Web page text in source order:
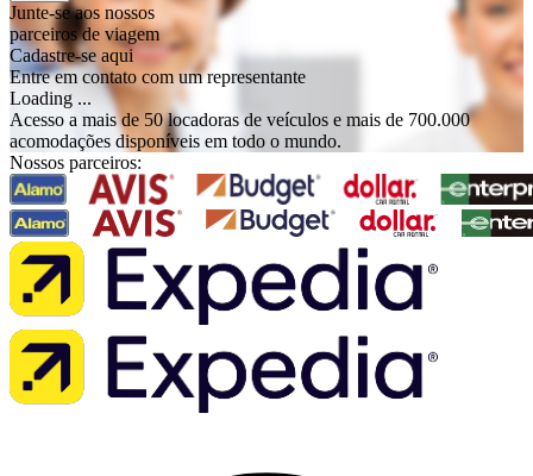
Junte-se aos nossos
parceiros de viagem
Cadastre-se aqui
Entre em contato com um representante
Loading ...
Acesso a mais de 50 locadoras de veículos e mais de 700.000
acomodações disponíveis em todo o mundo.
Nossos parceiros: